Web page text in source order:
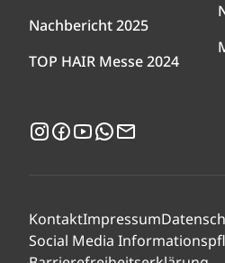
Nachbericht 2025
TOP HAIR Messe 2024
Instagram
Facebook
YouTubeWhatsApp
KontaktImpressum
Social Media